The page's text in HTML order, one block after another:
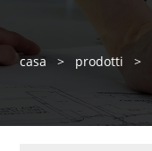
casa > prodotti >